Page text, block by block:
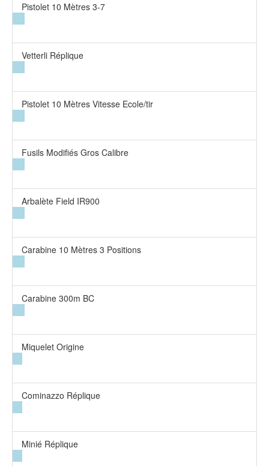
Pistolet 10 Mètres 3-7
Vetterli Réplique
Pistolet 10 Mètres Vitesse Ecole/tir
Fusils Modifiés Gros Calibre
Arbalète Field IR900
Carabine 10 Mètres 3 Positions
Carabine 300m BC
Miquelet Origine
Cominazzo Réplique
Minié Réplique